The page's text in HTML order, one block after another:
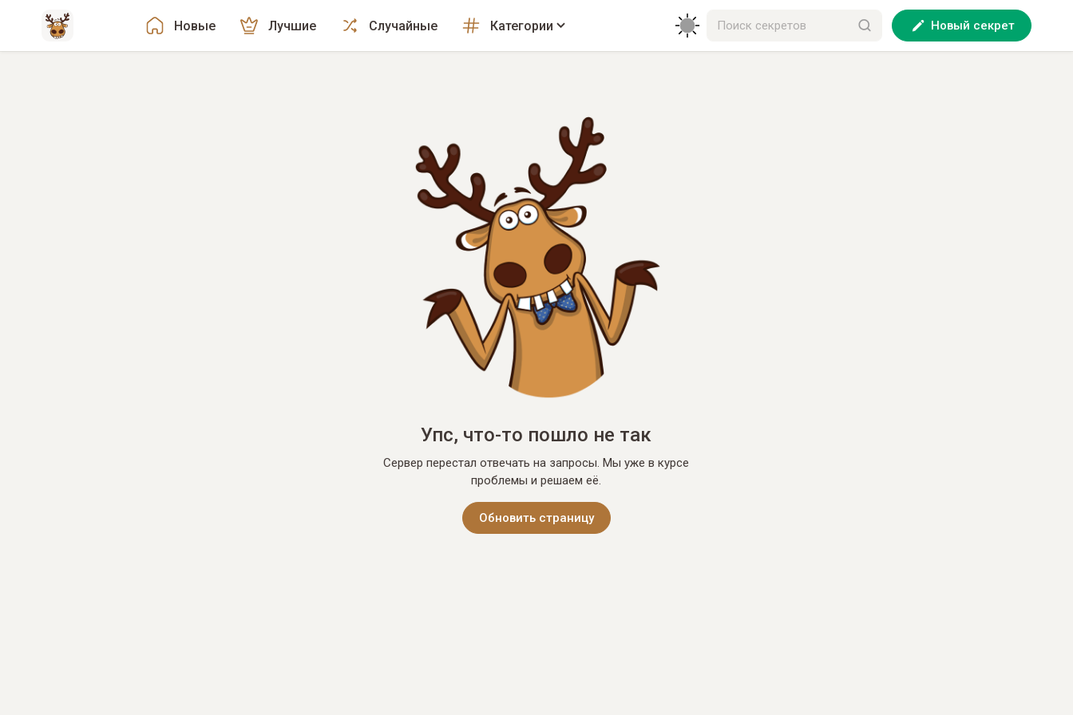
Новые Лучшие Случайные Категории Новый секрет
Упс, что-то пошло не так
Сервер перестал отвечать на запросы. Мы уже в курсе
проблемы и решаем её.
Обновить страницу